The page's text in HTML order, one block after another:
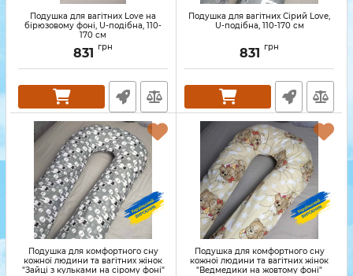
Подушка для вагітних Love на
бірюзовому фоні, U-подібна, 110-
170 см
831 грн
Подушка для вагітних Сірий Love,
U-подібна, 110-170 см
831 грн
Подушка для комфортного сну
кожної людини та вагітних жінок
"Зайці з кульками на сірому фоні"
Подушка для комфортного сну
кожної людини та вагітних жінок
"Ведмедики на жовтому фоні"